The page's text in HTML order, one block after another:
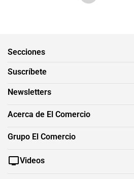
Secciones
Suscríbete
Newsletters
Acerca de El Comercio
Grupo El Comercio
Videos